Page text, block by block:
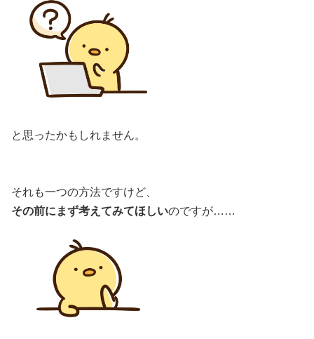
と思ったかもしれません。
それも一つの方法ですけど、
その前にまず考えてみてほしいのですが……